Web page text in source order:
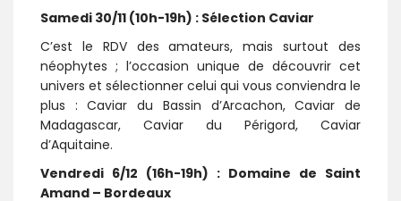
Samedi 30/11 (10h-19h) : Sélection Caviar
C’est le RDV des amateurs, mais surtout des
néophytes ; l’occasion unique de découvrir cet
univers et sélectionner celui qui vous conviendra le
plus : Caviar du Bassin d’Arcachon, Caviar de
Madagascar, Caviar du Périgord, Caviar
d’Aquitaine.
Vendredi 6/12 (16h-19h) : Domaine de Saint
Amand – Bordeaux